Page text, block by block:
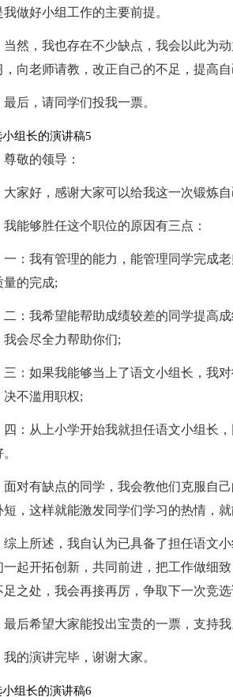
我做好小组工作的主要前提。
当然，我也存在不少缺点，我会以此为
，向老师请教，改正自己的不足，提高
最后，请同学们投我一票。
组长的演讲稿5
尊敬的领导：
大家好，感谢大家可以给我这一次锻炼
我能够胜任这个职位的原因有三点：
一：我有管理的能力，能管理同学完成
量的完成;
二：我希望能帮助成绩较差的同学提高
我会尽全力帮助你们;
三：如果我能够当上了语文小组长，我
决不滥用职权;
四：从上小学开始我就担任语文小组长
面对有缺点的同学，我会教他们克服自
短，这样就能激发同学们学习的热情，
综上所述，我自认为已具备了担任语文
一起开拓创新，共同前进，把工作做细
足之处，我会再接再厉，争取下一次竞选
最后希望大家能投出宝贵的一票，支持我
我的演讲完毕，谢谢大家。
组长的演讲稿6